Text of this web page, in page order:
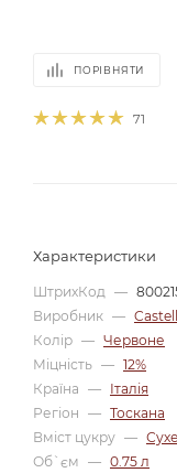
ПОРІВНЯТИ
71
Характеристики
ШтрихКод —
Виробник —
Колір — Червоне
Міцність — 12%
Країна — Італія
Регіон — Тоскана
Вміст цукру — Сухе
Об`єм — 0.75 л